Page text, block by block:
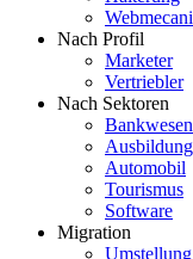
Nach Profil
Marketer
Vertriebler
Nach Sektoren
Automobil
Tourismus
Software
Migration